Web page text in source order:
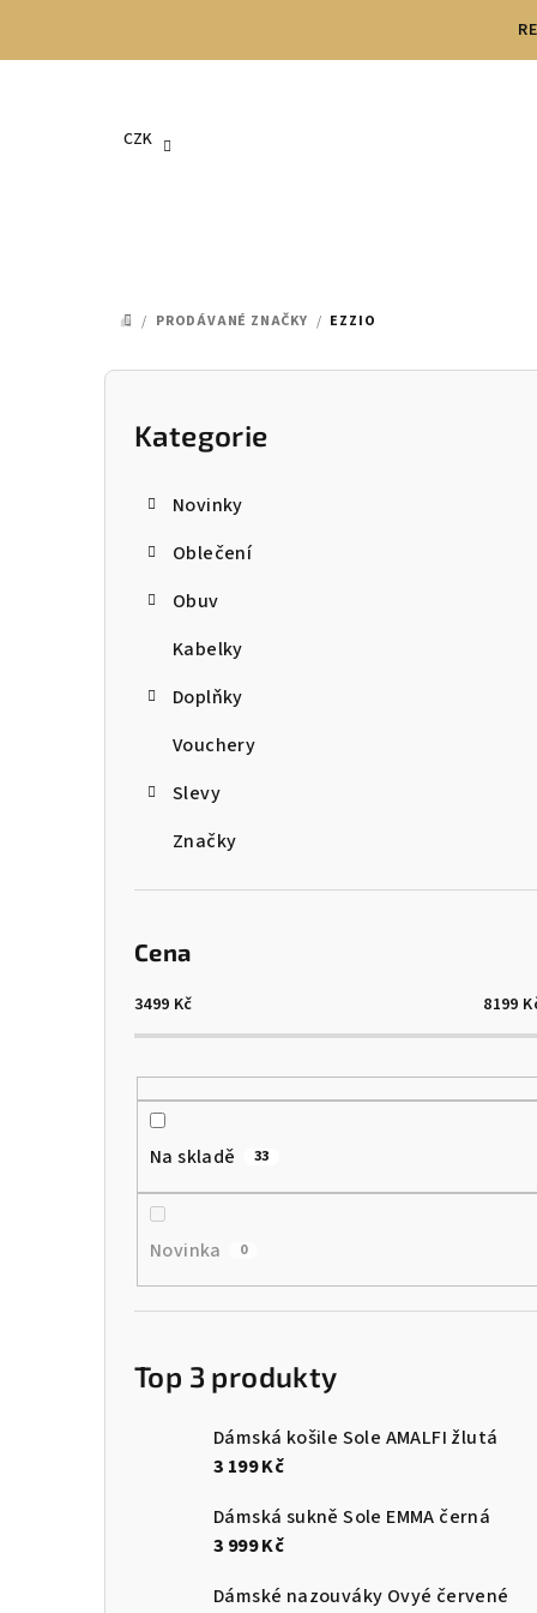
CZK
DOMŮ
/ PRODÁVANÉ ZNAČKY / EZZIO
P
Přeskočit
kategorie
Kategorie
Novinky
Oblečení
Obuv
Kabelky
Doplňky
Vouchery
Slevy
Značky
Cena
3499 Kč 8199
Na skladě 33
Novinka 0
Top 3 produkty
Dámská košile Sole AMALFI žlutá
3 199 Kč
Dámská sukně Sole EMMA černá
3 999 Kč
Dámské nazouváky Ovyé červené